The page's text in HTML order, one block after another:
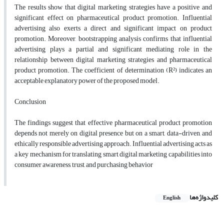
The results show that digital marketing strategies have a positive and
significant effect on pharmaceutical product promotion. Influential
advertising also exerts a direct and significant impact on product
promotion. Moreover, bootstrapping analysis confirms that influential
advertising plays a partial and significant mediating role in the
relationship between digital marketing strategies and pharmaceutical
product promotion. The coefficient of determination (R²) indicates an
acceptable explanatory power of the proposed model.
Conclusion
The findings suggest that effective pharmaceutical product promotion
depends not merely on digital presence but on a smart, data-driven, and
ethically responsible advertising approach. Influential advertising acts as
a key mechanism for translating smart digital marketing capabilities into
consumer awareness, trust, and purchasing behavior
کلیدواژه‌ها English